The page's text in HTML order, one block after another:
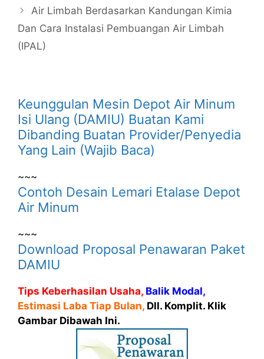
Air Limbah Berdasarkan Kandungan Kimia
Dan Cara Instalasi Pembuangan Air Limbah
(IPAL)
Keunggulan Mesin Depot Air Minum
Isi Ulang (DAMIU) Buatan Kami
Dibanding Buatan Provider/Penyedia
Yang Lain (Wajib Baca)
~~~
Contoh Desain Lemari Etalase Depot
Air Minum
~~~
Download Proposal Penawaran Paket
DAMIU
Tips Keberhasilan Usaha, Balik Modal,
Estimasi Laba Tiap Bulan, Dll. Komplit. Klik
Gambar Dibawah Ini.